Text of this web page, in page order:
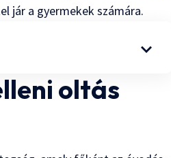
jár a gyermekek számára.
oltás